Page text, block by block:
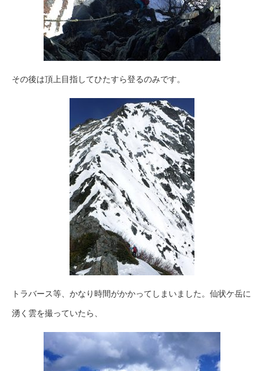
その後は頂上目指してひたすら登るのみです。
トラバース等、かなり時間がかかってしまいました。仙状ケ岳に
湧く雲を撮っていたら、